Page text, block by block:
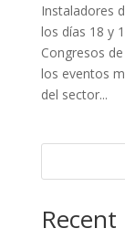
Instaladores
los días 18 y
Congresos
los eventos
del sector...
Recent